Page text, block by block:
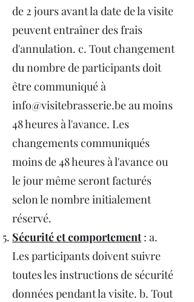
de 2 jours avant la date de la visite
peuvent entraîner des frais
d'annulation. c. Tout changement
du nombre de participants doit
être communiqué à
info@visitebrasserie.beau moins
48 heures à l'avance. Les
changements communiqués
moins de 48 heures à l'avance ou
le jour même seront facturés
selon le nombre initialement
réservé.
Sécurité et comportement: a.
Les participants doivent suivre
toutes les instructions de sécurité
données pendant la visite. b. Tout